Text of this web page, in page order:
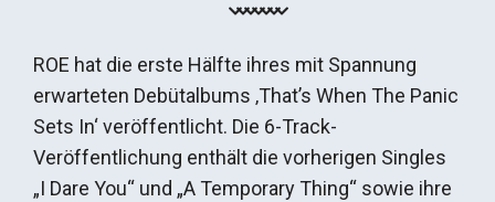
ROE hat die erste Hälfte ihres mit Spannung
erwarteten Debütalbums ‚That’s When The Panic
Sets In‘ veröffentlicht. Die 6-Track-
Veröffentlichung enthält die vorherigen Singles
„I Dare You“ und „A Temporary Thing“ sowie ihre